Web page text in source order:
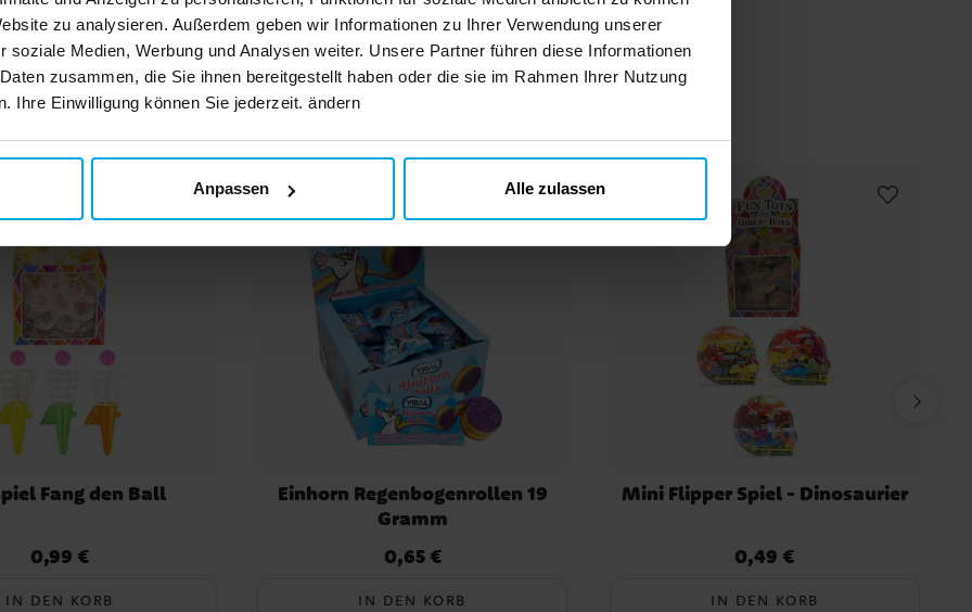
zu analysieren. Außerdem geben wir Informationen zu Ihrer Verwendung unserer
soziale Medien, Werbung und Analysen weiter. Unsere Partner führen diese Informationen
zusammen, die Sie ihnen bereitgestellt haben oder die sie im Rahmen Ihrer Nutzung
Ihre Einwilligung können Sie jederzeit. ändern
Anpassen Alle zulassen
Kunden kauften
Fang den Ball
Preis:0,99 €
0,99 €
IN DEN KORB
Einhorn Regenbogenrollen 19
Gramm
Preis:0,65 €
0,65 €
IN DEN KORB
Mini Flipper Spiel - Dinosaurier
Preis:0,49 €
0,49 €
IN DEN KORB